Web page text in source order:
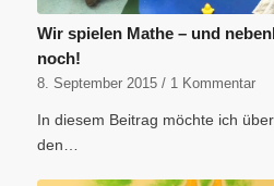
Wir spielen Mathe – und
noch!
8. September 2015 / 1 Kommentar
In diesem Beitrag möchte ich
den…